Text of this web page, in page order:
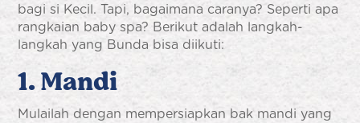
bagi si Kecil. Tapi, bagaimana caranya? Seperti apa
rangkaian baby spa? Berikut adalah langkah-
langkah yang Bunda bisa diikuti:
1. Mandi
Mulailah dengan mempersiapkan bak mandi yang